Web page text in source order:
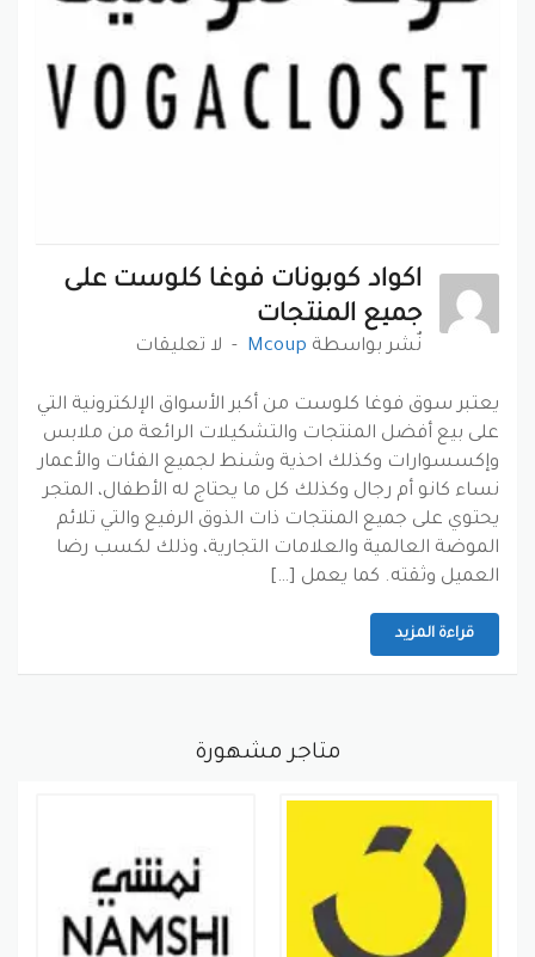
اكواد كوبونات فوغا كلوست على
جميع المنتجات
نٌشر بواسطة Mcoup لا تعليقات
يعتبر سوق فوغا كلوست من أكبر الأسواق الإلكترونية التي
على بيع أفضل المنتجات والتشكيلات الرائعة من ملابس
وإكسسوارات وكذلك احذية وشنط لجميع الفئات والأعمار
نساء كانو أم رجال وكذلك كل ما يحتاج له الأطفال، المتجر
يحتوي على جميع المنتجات ذات الذوق الرفيع والتي تلائم
الموضة العالمية والعلامات التجارية، وذلك لكسب رضا
العميل وثقته. كما يعمل […]
قراءة المزيد
متاجر مشهورة